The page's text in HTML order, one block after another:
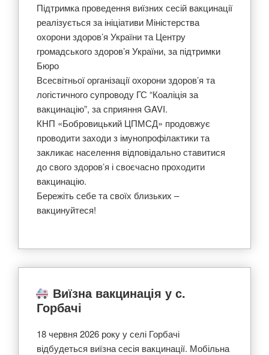
Підтримка проведення виїзних сесій вакцинації
реалізується за ініціативи Міністерства
охорони здоров’я України та Центру
громадського здоров’я України, за підтримки
Бюро
Всесвітньої організації охорони здоров’я та
логістичного супроводу ГС “Коаліція за
вакцинацію”, за сприяння GAVI.
КНП «Бобровицький ЦПМСД» продовжує
проводити заходи з імунопрофілактики та
закликає населення відповідально ставитися
до свого здоров’я і своєчасно проходити
вакцинацію.
Бережіть себе та своїх близьких –
вакцинуйтеся!
Виїзна вакцинація у с.
Горбачі
18 червня 2026 року у селі Горбачі
відбудеться виїзна сесія вакцинації. Мобільна